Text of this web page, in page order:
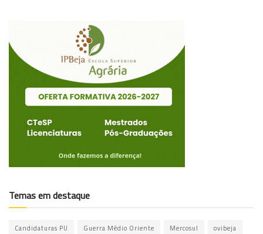
Temas em destaque
Candidaturas PU Guerra Médio Oriente Mercosul ovibeja